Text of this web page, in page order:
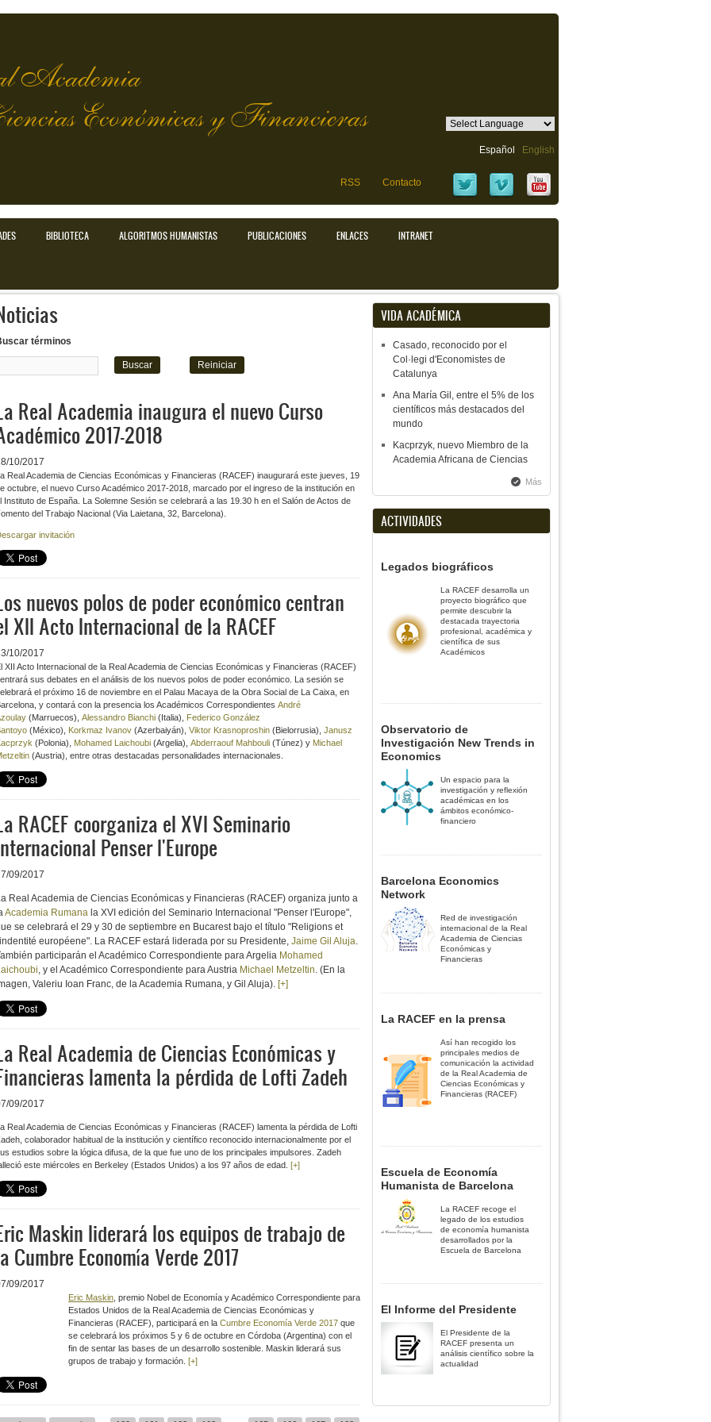
Academia
Económicas y Financieras
Español English
RSS Contacto
BIBLIOTECA ALGORITMOS HUMANISTAS PUBLICACIONES ENLACES INTRANET
términos
Real Academia inaugura el nuevo Curso
2017-2018
10/2017
Real Academia de Ciencias Económicas y Financieras (RACEF) inaugurará este jueves, 19
octubre, el nuevo Curso Académico 2017-2018, marcado por el ingreso de la institución en
Instituto de España. La Solemne Sesión se celebrará a las 19.30 h en el Salón de Actos de
del Trabajo Nacional (Via Laietana, 32, Barcelona).
invitación
nuevos polos de poder económico centran
XII Acto Internacional de la RACEF
10/2017
XII Acto Internacional de la Real Academia de Ciencias Económicas y Financieras (RACEF)
sus debates en el análisis de los nuevos polos de poder económico. La sesión se
el próximo 16 de noviembre en el Palau Macaya de la Obra Social de La Caixa, en
y contará con la presencia los Académicos Correspondientes André
(Marruecos), Alessandro Bianchi (Italia), Federico González
(México), Korkmaz Ivanov (Azerbaiyán), Viktor Krasnoproshin (Bielorrusia), Janusz
(Polonia), Mohamed Laichoubi (Argelia), Abderraouf Mahbouli (Túnez) y Michael
(Austria), entre otras destacadas personalidades internacionales.
RACEF coorganiza el XVI Seminario
Penser l'Europe
09/2017
Real Academia de Ciencias Económicas y Financieras (RACEF) organiza junto a
Academia Rumana la XVI edición del Seminario Internacional "Penser l'Europe",
se celebrará el 29 y 30 de septiembre en Bucarest bajo el título "Religions et
européene". La RACEF estará liderada por su Presidente, Jaime Gil Aluja
participarán el Académico Correspondiente para Argelia Mohamed
, y el Académico Correspondiente para Austria Michael Metzeltin . (En la
Valeriu Ioan Franc, de la Academia Rumana, y Gil Aluja). [+]
Real Academia de Ciencias Económicas y
lamenta la pérdida de Lofti Zadeh
09/2017
Real Academia de Ciencias Económicas y Financieras (RACEF) lamenta la pérdida de Lofti
colaborador habitual de la institución y científico reconocido internacionalmente por el
estudios sobre la lógica difusa, de la que fue uno de los principales impulsores. Zadeh
este miércoles en Berkeley (Estados Unidos) a los 97 años de edad. [+]
Maskin liderará los equipos de trabajo de
Cumbre Economía Verde 2017
09/2017
Eric Maskin , premio Nobel de Economía y Académico Correspondiente para
Estados Unidos de la Real Academia de Ciencias Económicas y
Financieras (RACEF), participará en la Cumbre Economía Verde 2017 que
se celebrará los próximos 5 y 6 de octubre en Córdoba (Argentina) con el
fin de sentar las bases de un desarrollo sostenible. Maskin liderará sus
grupos de trabajo y formación. [+]
VIDA ACADÉMICA
Casado, reconocido por el
Col·legi d'Economistes de
Catalunya
Ana María Gil, entre el 5% de los
científicos más destacados del
mundo
Kacprzyk, nuevo Miembro de la
Academia Africana de Ciencias
Más
ACTIVIDADES
Legados biográficos
La RACEF desarrolla un
proyecto biográfico que
permite descubrir la
destacada trayectoria
profesional, académica y
científica de sus
Académicos
Observatorio de
Investigación New Trends in
Economics
Un espacio para la
investigación y reflexión
académicas en los
ámbitos económico-
financiero
Barcelona Economics
Network
Red de investigación
internacional de la Real
Academia de Ciencias
Económicas y
Financieras
La RACEF en la prensa
Así han recogido los
principales medios de
comunicación la actividad
de la Real Academia de
Ciencias Económicas y
Financieras (RACEF)
Escuela de Economía
Humanista de Barcelona
La RACEF recoge el
legado de los estudios
de economía humanista
desarrollados por la
Escuela de Barcelona
El Informe del Presidente
El Presidente de la
RACEF presenta un
análisis científico sobre la
actualidad